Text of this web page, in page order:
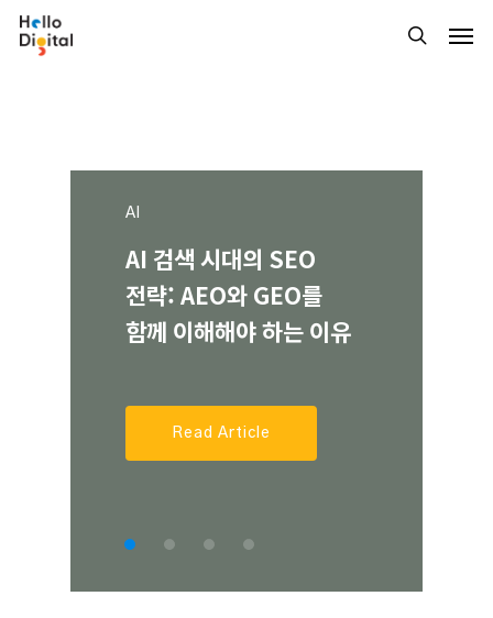
Skip
search
AI
AI검색시대의 SEO
전략:AEO와GEO를
리드발견부터매출
예측까지 HubSpotAI
Read Article
AI
AI마케팅자동화와루프
마케팅:제로클릭시대의
Digital MKT
2026년HubSpot1월
주요 업데이트사항:
CRM·워크플로·리포트까
번에보기